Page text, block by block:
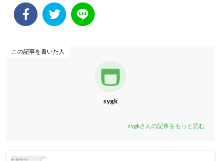
この記事を書いた人
sygk
sygkさんの記事をもっと読む